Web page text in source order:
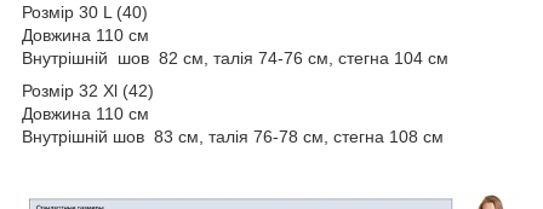
Розмір 30 L (40)
Довжина 110 см
Внутрішній шов 82 см, талія 74-76 см, стегна 104 см
Розмір 32 Xl (42)
Довжина 110 см
Внутрішній шов 83 см, талія 76-78 см, стегна 108 см